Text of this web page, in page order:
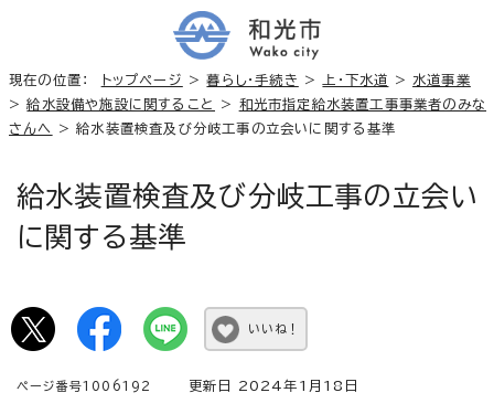
現在の位置： トップページ >暮らし・手続き > 上・下水道 > 水道事業
>給水設備や施設に関すること > 和光市指定給水装置工事事業者のみな
さんへ
> 給水装置検査及び分岐工事の立会いに関する基準
給水装置検査及び分岐工事の立会い
に関する基準
いいね！
ページ番号1006192 更新日 2024年1月18日